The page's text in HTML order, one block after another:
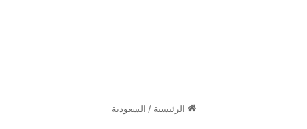
الرئيسية / السعودية